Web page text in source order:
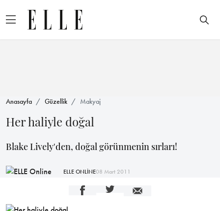
Anasayfa Güzellik Makyaj
Her haliyle doğal
Blake Lively'den, doğal görünmenin sırları!
ELLE ONLİNE08 Mart 2011